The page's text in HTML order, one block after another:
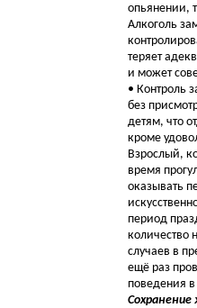
опьянении,
Алкоголь
теряет
и может
• Контроль
без
детям, что
кроме
Взрослый,
время
оказывать
период
количество
случаев в
ещё раз
поведения
Сохранение